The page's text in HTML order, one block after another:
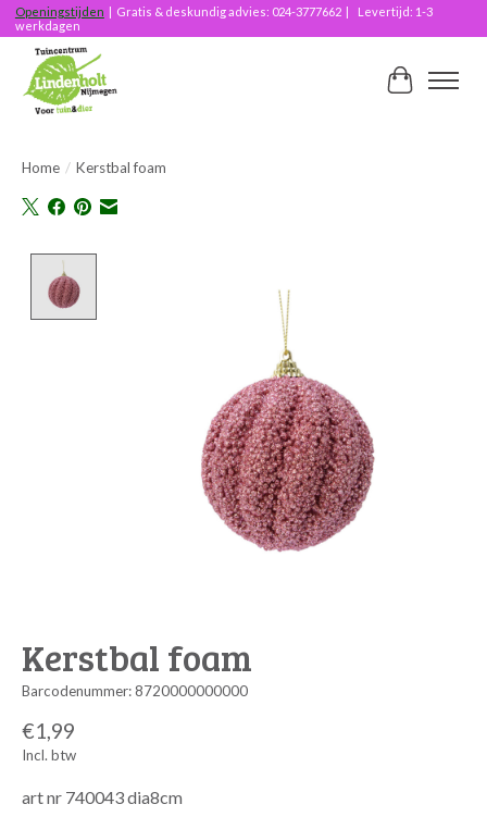
Openingstijden | Gratis & deskundig advies: 024-3777662 | Levertijd: 1-3
werkdagen
Home / Kerstbal foam
Kerstbal foam
Barcodenummer: 8720000000000
€1,99
Incl. btw
art nr 740043 dia8cm